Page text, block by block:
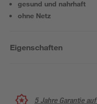
gesund und nahrhaft
ohne Netz
Eigenschaften
5 Jahre Garantie